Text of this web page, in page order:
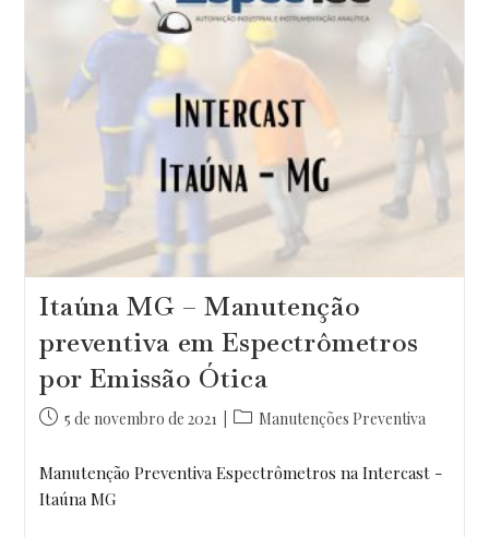
Itaúna MG – Manutenção
preventiva em Espectrômetros
por Emissão Ótica
Post5 de novembro de 2021
Categoria
post:
Manutenções Preventiva
Manutenção Preventiva Espectrômetros na Intercast -
Itaúna MG